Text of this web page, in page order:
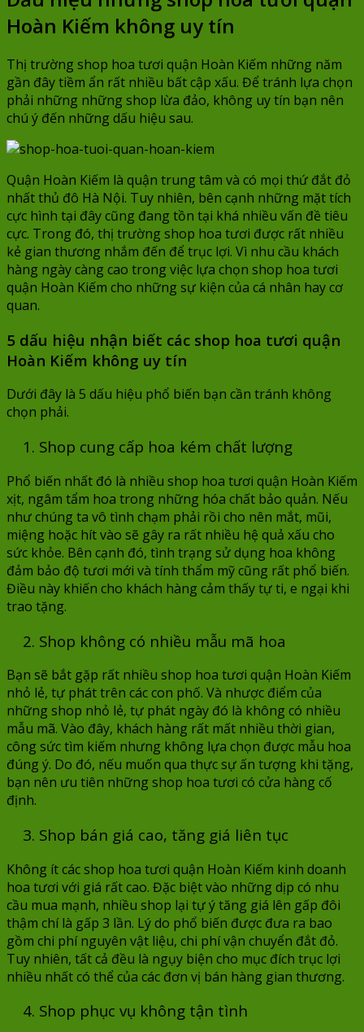
990.000 ₫.
Hoàn Kiếm không uy tín
Thị trường shop hoa tươi quận Hoàn Kiếm những năm
gần đây tiềm ẩn rất nhiều bất cập xấu. Để tránh lựa chọn
phải những những shop lừa đảo, không uy tín bạn nên
chú ý đến những dấu hiệu sau.
Quận Hoàn Kiếm là quận trung tâm và có mọi thứ đắt đỏ
nhất thủ đô Hà Nội. Tuy nhiên, bên cạnh những mặt tích
cực hình tại đây cũng đang tồn tại khá nhiều vấn đề tiêu
cực. Trong đó, thị trường shop hoa tươi được rất nhiều
kẻ gian thương nhắm đến để trục lợi. Vì nhu cầu khách
hàng ngày càng cao trong việc lựa chọn shop hoa tươi
quận Hoàn Kiếm cho những sự kiện của cá nhân hay cơ
quan.
5 dấu hiệu nhận biết các shop hoa tươi quận
Hoàn Kiếm không uy tín
Dưới đây là 5 dấu hiệu phổ biến bạn cần tránh không
chọn phải.
1. Shop cung cấp hoa kém chất lượng
Phổ biến nhất đó là nhiều shop hoa tươi quận Hoàn Kiếm
xịt, ngâm tẩm hoa trong những hóa chất bảo quản. Nếu
như chúng ta vô tình chạm phải rồi cho nên mắt, mũi,
miệng hoặc hít vào sẽ gây ra rất nhiều hệ quả xấu cho
sức khỏe. Bên cạnh đó, tình trạng sử dụng hoa không
đảm bảo độ tươi mới và tính thẩm mỹ cũng rất phổ biến.
Điều này khiến cho khách hàng cảm thấy tự ti, e ngại khi
trao tặng.
2. Shop không có nhiều mẫu mã hoa
Bạn sẽ bắt gặp rất nhiều shop hoa tươi quận Hoàn Kiếm
nhỏ lẻ, tự phát trên các con phố. Và nhược điểm của
những shop nhỏ lẻ, tự phát ngày đó là không có nhiều
mẫu mã. Vào đây, khách hàng rất mất nhiều thời gian,
công sức tìm kiếm nhưng không lựa chọn được mẫu hoa
đúng ý. Do đó, nếu muốn qua thực sự ấn tượng khi tặng,
bạn nên ưu tiên những shop hoa tươi có cửa hàng cố
định.
3. Shop bán giá cao, tăng giá liên tục
Không ít các shop hoa tươi quận Hoàn Kiếm kinh doanh
hoa tươi với giá rất cao. Đặc biệt vào những dịp có nhu
cầu mua mạnh, nhiều shop lại tự ý tăng giá lên gấp đôi
thậm chí là gấp 3 lần. Lý do phổ biến được đưa ra bao
gồm chi phí nguyên vật liệu, chi phí vận chuyển đắt đỏ.
Tuy nhiên, tất cả đều là ngụy biện cho mục đích trục lợi
nhiều nhất có thể của các đơn vị bán hàng gian thương.
4. Shop phục vụ không tận tình